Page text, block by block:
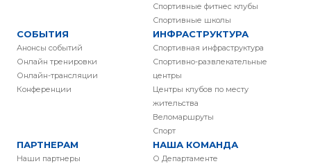
Спортивные фитнес клубы
Спортивные школы
СОБЫТИЯ
Анонсы событий
Онлайн тренировки
Онлайн-трансляции
Конференции
ИНФРАСТРУКТУРА
Спортивная инфраструктура
Спортивно-развлекательные
центры
Центры клубов по месту
жительства
Веломаршруты
Спорт
ПАРТНЕРАМ
Наши партнеры
НАША КОМАНДА
О Департаменте